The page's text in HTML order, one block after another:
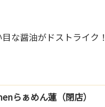
な醤油がドストライク！
らぁめん蓮（閉店）